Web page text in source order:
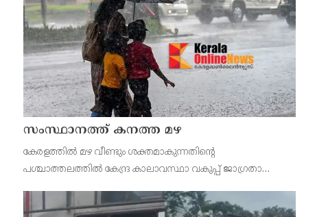
സംസ്ഥാനത്ത് കനത്ത മഴ
കേരളത്തിൽ മഴ വീണ്ടും ശക്തമാകുന്നതിന്റെ
പശ്ചാത്തലത്തിൽ കേന്ദ്ര കാലാവസ്ഥാ വകുപ്പ് ജാഗ്രതാ
അലർട്ട് പ്രഖ്യാപിച്ച